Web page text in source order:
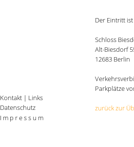
Der Eintritt
Schloss
Alt-Biesdorf
12683 Berlin
Parkplätze
zurück zur
Kontakt | Links
Datenschutz
I m p r e s s u m